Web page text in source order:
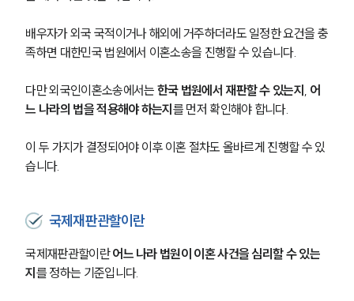
배우자가 외국 국적이거나 해외에 거주하더라도 일정한 요건을 충
족하면 대한민국 법원에서 이혼소송을 진행할 수 있습니다.
다만 외국인이혼소송에서는 한국 법원에서 재판할 수 있는지 어
느 나라의 법을 적용해야 하는지를 먼저 확인해야 합니다.
이 두 가지가 결정되어야 이후 이혼 절차도 올바르게 진행할 수 있
습니다.
국제재판관할이란
국제재판관할이란 어느 나라 법원이 이혼 사건을 심리할 수 있는
지를 정하는 기준입니다.